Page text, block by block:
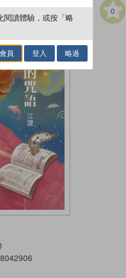
0
閱讀體驗，或按「略
員 登入 略過